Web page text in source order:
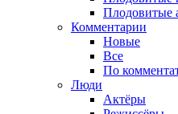
Плодовитые
Комментарии
Новые
Все
По
Люди
Актёры